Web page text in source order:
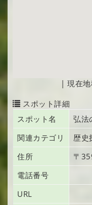
|現在
スポット詳細
スポット名
弘法
関連カテゴリ
歴史
住所
〒
電話番号
URL